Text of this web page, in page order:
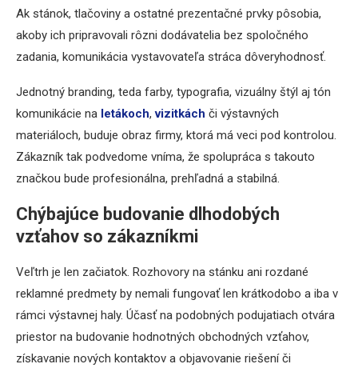
Ak stánok, tlačoviny a ostatné prezentačné prvky pôsobia,
akoby ich pripravovali rôzni dodávatelia bez spoločného
zadania, komunikácia vystavovateľa stráca dôveryhodnosť.
Jednotný branding, teda farby, typografia, vizuálny štýl aj tón
komunikácie na letákoch,vizitkách či výstavných
materiáloch, buduje obraz firmy, ktorá má veci pod kontrolou.
Zákazník tak podvedome vníma, že spolupráca s takouto
značkou bude profesionálna, prehľadná a stabilná.
Chýbajúce budovanie dlhodobých
vzťahov so zákazníkmi
Veľtrh je len začiatok. Rozhovory na stánku ani rozdané
reklamné predmety by nemali fungovať len krátkodobo a iba v
rámci výstavnej haly. Účasť na podobných podujatiach otvára
priestor na budovanie hodnotných obchodných vzťahov,
získavanie nových kontaktov a objavovanie riešení či